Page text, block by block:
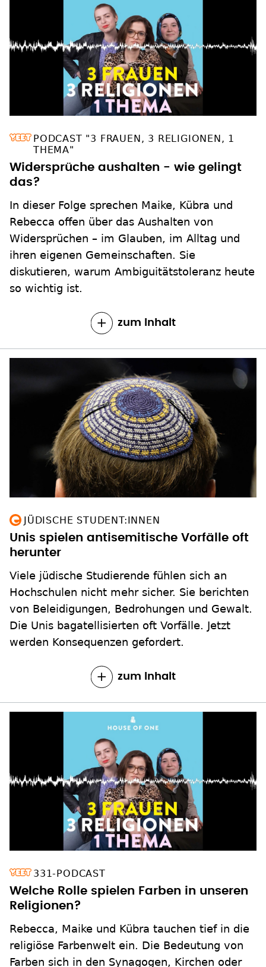
PODCAST "3 FRAUEN, 3 RELIGIONEN, 1
THEMA"
Widersprüche aushalten - wie gelingt
das?
In dieser Folge sprechen Maike, Kübra und
Rebecca offen über das Aushalten von
Widersprüchen – im Glauben, im Alltag und
ihren eigenen Gemeinschaften. Sie
diskutieren, warum Ambiguitätstoleranz heute
so wichtig ist.
zum Inhalt
JÜDISCHE STUDENT:INNEN
Unis spielen antisemitische Vorfälle oft
herunter
Viele jüdische Studierende fühlen sich an
Hochschulen nicht mehr sicher. Sie berichten
von Beleidigungen, Bedrohungen und Gewalt.
Die Unis bagatellisierten oft Vorfälle. Jetzt
werden Konsequenzen gefordert.
zum Inhalt
331-PODCAST
Welche Rolle spielen Farben in unseren
Religionen?
Rebecca, Maike und Kübra tauchen tief in die
religiöse Farbenwelt ein. Die Bedeutung von
Farben sich in den Synagogen, Kirchen oder